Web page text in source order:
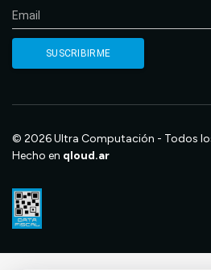
© 2026 Ultra Computación - Todos
Hecho en qloud.ar